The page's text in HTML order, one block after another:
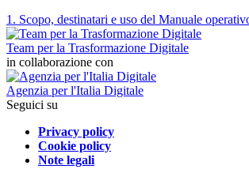
1. Scopo, destinatari e uso del Manuale
Team per la Trasformazione Digitale
in collaborazione con
Agenzia per l'Italia Digitale
Seguici su
Privacy policy
Cookie policy
Note legali